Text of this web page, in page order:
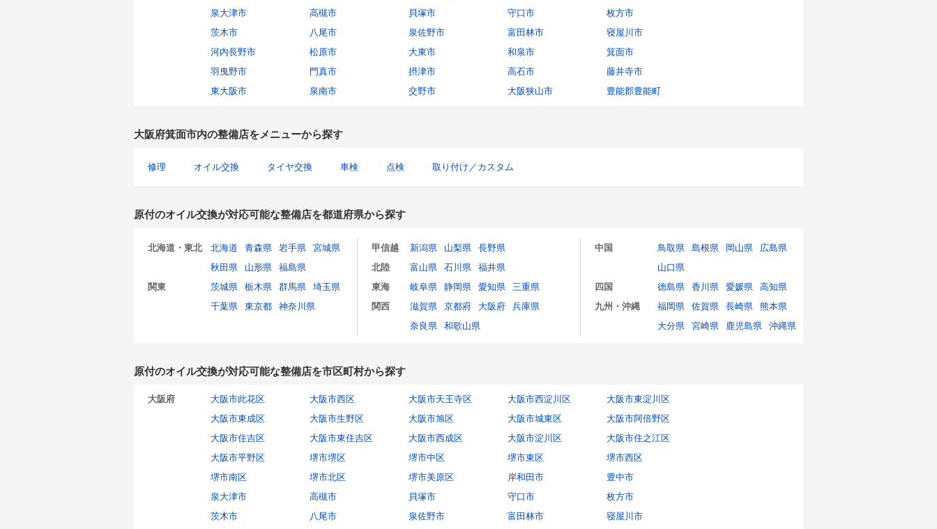
泉大津市
高槻市 貝塚市 守口市
枚方市
茨木市
八尾市 泉佐野市 富田林市
寝屋川市
河内長野市
松原市 大東市 和泉市
箕面市
羽曳野市
門真市 摂津市 高石市
藤井寺市
東大阪市
泉南市 交野市 大阪狭山市 豊能郡豊能町
大阪府箕面市内の整備店をメニューから探す
修理 オイル交換 タイヤ交換 車検 点検 取り付け／カスタム
原付のオイル交換が対応可能な整備店を都道府県から探す
北海道・東北 北海道 青森県 岩手県
宮城県
秋田県
山形県
福島県
関東
茨城県 栃木県 群馬県
埼玉県
千葉県
東京都 神奈川県
甲信越 新潟県 山梨県
長野県
北陸
富山県 石川県
福井県
東海
岐阜県 静岡県 愛知県
三重県
関西
滋賀県 京都府 大阪府
兵庫県
奈良県
和歌山県
中国 鳥取県 島根県 岡山県
広島県
山口県
四国
徳島県 香川県 愛媛県
高知県
九州・沖縄
福岡県 佐賀県 長崎県
熊本県
大分県
宮崎県 鹿児島県 沖縄県
原付のオイル交換が対応可能な整備店を市区町村から探す
大阪府 大阪市此花区 大阪市西区 大阪市天王寺区 大阪市西淀川区
大阪市東淀川区
大阪市東成区
大阪市生野区 大阪市旭区 大阪市城東区
大阪市阿倍野区
大阪市住吉区
大阪市東住吉区 大阪市西成区 大阪市淀川区
大阪市住之江区
大阪市平野区
堺市堺区 堺市中区 堺市東区
堺市西区
堺市南区
堺市北区 堺市美原区 岸和田市
豊中市
泉大津市
高槻市 貝塚市 守口市
枚方市
茨木市
八尾市 泉佐野市 富田林市 寝屋川市